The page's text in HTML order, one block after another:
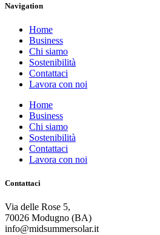
Navigation
Home
Business
Chi siamo
Sostenibilità
Contattaci
Lavora con noi
Home
Business
Chi siamo
Sostenibilità
Contattaci
Lavora con noi
Contattaci
Via delle Rose 5,
70026 Modugno (BA)
info@midsummersolar.it